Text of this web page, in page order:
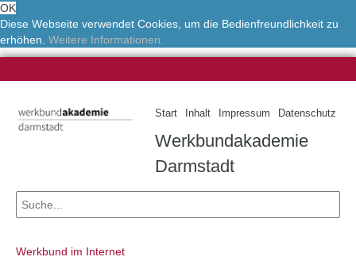
OK
Diese Webseite verwendet Cookies, um die Bedienfreundlichkeit zu
erhöhen. Weitere Informationen.
Start Inhalt Impressum Datenschutz
Werkbundakademie
Darmstadt
Werkbund im Internet